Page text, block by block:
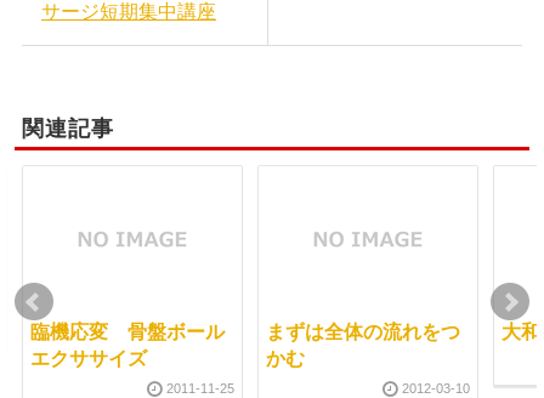
サージ短期集中講座
関連記事
臨機応変 骨盤ボール
エクササイズ
2011-11-25
まずは全体の流れをつ
かむ
2012-03-10
大